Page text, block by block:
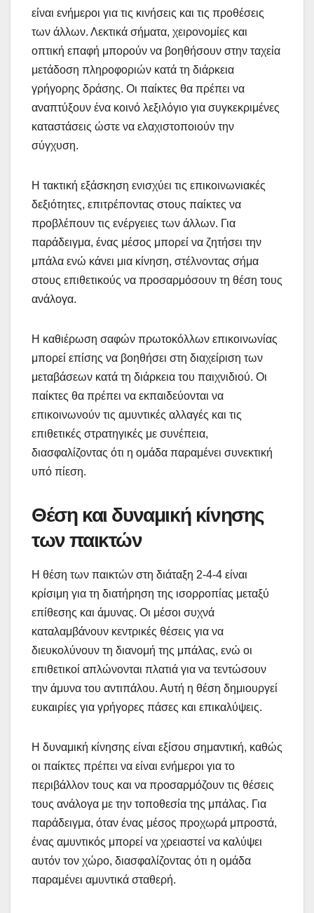
είναι ενήμεροι για τις κινήσεις και τις προθέσεις
των άλλων. Λεκτικά σήματα, χειρονομίες και
οπτική επαφή μπορούν να βοηθήσουν στην ταχεία
μετάδοση πληροφοριών κατά τη διάρκεια
γρήγορης δράσης. Οι παίκτες θα πρέπει να
αναπτύξουν ένα κοινό λεξιλόγιο για συγκεκριμένες
καταστάσεις ώστε να ελαχιστοποιούν την
σύγχυση.
Η τακτική εξάσκηση ενισχύει τις επικοινωνιακές
δεξιότητες, επιτρέποντας στους παίκτες να
προβλέπουν τις ενέργειες των άλλων. Για
παράδειγμα, ένας μέσος μπορεί να ζητήσει την
μπάλα ενώ κάνει μια κίνηση, στέλνοντας σήμα
στους επιθετικούς να προσαρμόσουν τη θέση τους
ανάλογα.
Η καθιέρωση σαφών πρωτοκόλλων επικοινωνίας
μπορεί επίσης να βοηθήσει στη διαχείριση των
μεταβάσεων κατά τη διάρκεια του παιχνιδιού. Οι
παίκτες θα πρέπει να εκπαιδεύονται να
επικοινωνούν τις αμυντικές αλλαγές και τις
επιθετικές στρατηγικές με συνέπεια,
διασφαλίζοντας ότι η ομάδα παραμένει συνεκτική
υπό πίεση.
Θέση και δυναμική κίνησης
των παικτών
Η θέση των παικτών στη διάταξη 2-4-4 είναι
κρίσιμη για τη διατήρηση της ισορροπίας μεταξύ
επίθεσης και άμυνας. Οι μέσοι συχνά
καταλαμβάνουν κεντρικές θέσεις για να
διευκολύνουν τη διανομή της μπάλας, ενώ οι
επιθετικοί απλώνονται πλατιά για να τεντώσουν
την άμυνα του αντιπάλου. Αυτή η θέση δημιουργεί
ευκαιρίες για γρήγορες πάσες και επικαλύψεις.
Η δυναμική κίνησης είναι εξίσου σημαντική, καθώς
οι παίκτες πρέπει να είναι ενήμεροι για το
περιβάλλον τους και να προσαρμόζουν τις θέσεις
τους ανάλογα με την τοποθεσία της μπάλας. Για
παράδειγμα, όταν ένας μέσος προχωρά μπροστά,
ένας αμυντικός μπορεί να χρειαστεί να καλύψει
αυτόν τον χώρο, διασφαλίζοντας ότι η ομάδα
παραμένει αμυντικά σταθερή.